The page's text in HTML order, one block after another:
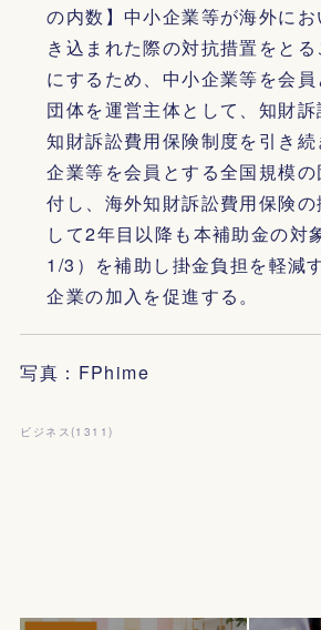
の内数】中小企業等が海外に
き込まれた際の対抗措置をと
にするため、中小企業等を会
団体を運営主体として、知財
知財訴訟費用保険制度を引き
企業等を会員とする全国規模
付し、海外知財訴訟費用保険
して2年目以降も本補助金の対
1/3）を補助し掛金負担を軽減
企業の加入を促進する。
写真：FPhime
ビジネス (1311 )